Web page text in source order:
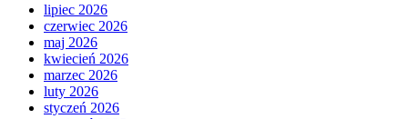
lipiec 2026
czerwiec 2026
maj 2026
kwiecień 2026
marzec 2026
luty 2026
styczeń 2026